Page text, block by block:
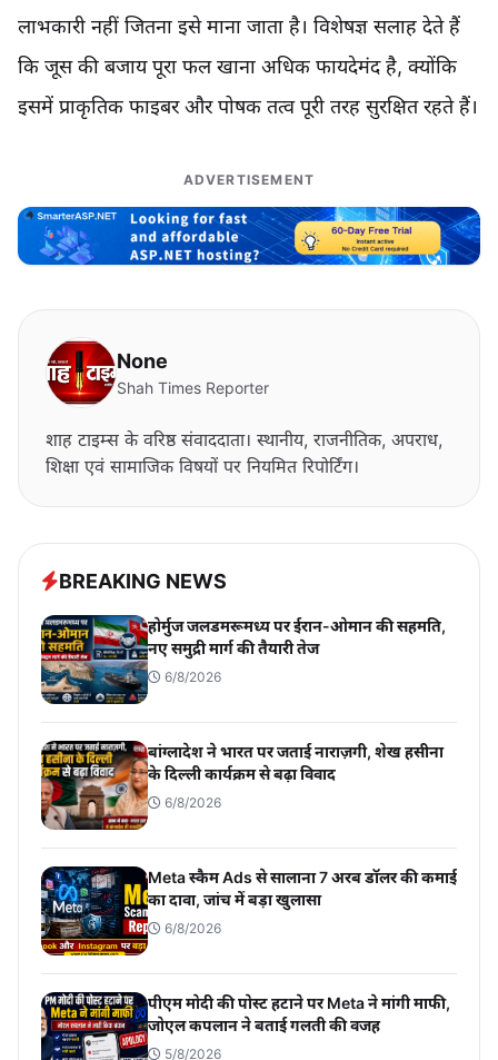
लाभकारी नहीं जितना इसे माना जाता है। विशेषज्ञ सलाह देते हैं
कि जूस की बजाय पूरा फल खाना अधिक फायदेमंद है, क्योंकि
इसमें प्राकृतिक फाइबर और पोषक तत्व पूरी तरह सुरक्षित रहते हैं।
ADVERTISEMENT
None
Shah Times Reporter
शाह टाइम्स के वरिष्ठ संवाददाता। स्थानीय, राजनीतिक, अपराध,
शिक्षा एवं सामाजिक विषयों पर नियमित रिपोर्टिंग।
BREAKING NEWS
होर्मुज जलडमरूमध्य पर ईरान-ओमान की सहमति,
नए समुद्री मार्ग की तैयारी तेज
6/8/2026
बांग्लादेश ने भारत पर जताई नाराज़गी, शेख हसीना
के दिल्ली कार्यक्रम से बढ़ा विवाद
6/8/2026
Meta स्कैम Ads से सालाना 7 अरब डॉलर की कमाई
का दावा, जांच में बड़ा खुलासा
6/8/2026
पीएम मोदी की पोस्ट हटाने पर Meta ने मांगी माफी,
जोएल कपलान ने बताई गलती की वजह
5/8/2026